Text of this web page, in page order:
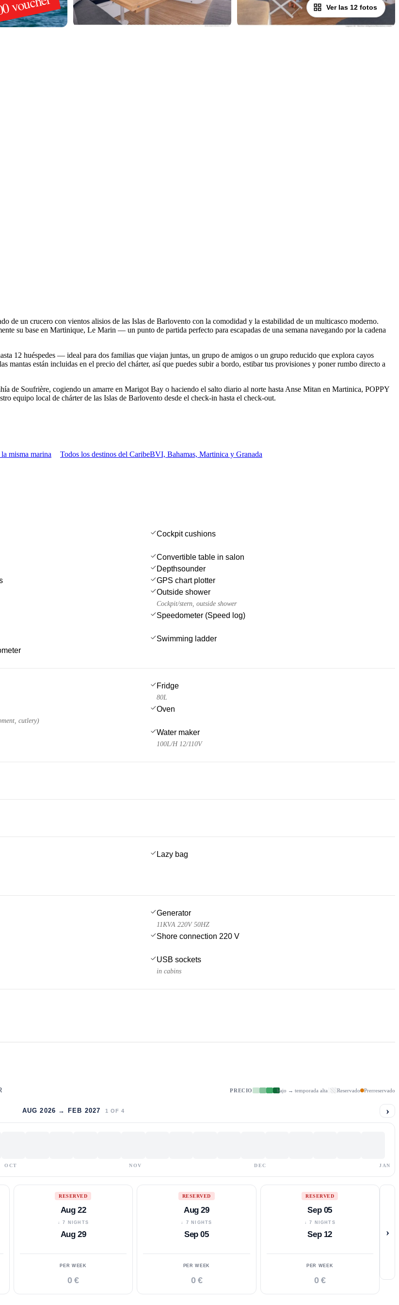
Ver las 12 fotos
de un crucero con vientos alisios de las Islas de Barlovento con la comodidad y la estabilidad de un multicasco moderno.
su base en Martinique, Le Marin — un punto de partida perfecto para escapadas de una semana navegando por la cadena
12 huéspedes — ideal para dos familias que viajan juntas, un grupo de amigos o un grupo reducido que explora cayos
mantas están incluidas en el precio del chárter, así que puedes subir a bordo, estibar tus provisiones y poner rumbo directo a
de Soufrière, cogiendo un amarre en Marigot Bay o haciendo el salto diario al norte hasta Anse Mitan en Martinica, POPPY
equipo local de chárter de las Islas de Barlovento desde el check-in hasta el check-out.
misma marina Todos los destinos del CaribeBVI, Bahamas, Martinica y Granada
Cockpit cushions
Convertible table in salon
Depthsounder
GPS chart plotter
Outside shower
Cockpit/stern, outside shower
Speedometer (Speed log)
Swimming ladder
Fridge
80L
cutlery)
Oven
Water maker
100L/H 12/110V
Lazy bag
Generator
11KVA 220V 50HZ
Shore connection 220 V
USB sockets
in cabins
PRECIO bajo → temporada alta Reservado Prerreservado
AUG 2026 → FEB 2027 1 OF 4 ›
OCT NOV DEC JAN
RESERVED
Aug 22
↓ 7 NIGHTS
Aug 29
PER WEEK
0 €
RESERVED
Aug 29
↓ 7 NIGHTS
Sep 05
PER WEEK
0 €
RESERVED
Sep 05
↓ 7 NIGHTS
Sep 12
PER WEEK
0 €
›